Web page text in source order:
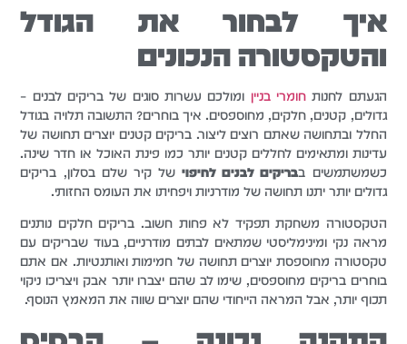
איך לבחור את הגודל
והטקסטורה הנכונים
הגעתם לחנותחומרי בניין ומולכם עשרות סוגים של בריקים לבנים –
גדולים, קטנים, חלקים, מחוספסים. איך בוחרים? התשובה תלויה בגודל
החלל ובתחושה שאתם רוצים ליצור. בריקים קטנים יוצרים תחושה של
עדינות ומתאימים לחללים קטנים יותר כמו פינת האוכל או חדר שינה.
כשמשתמשים בבריקים לבנים לחיפוישל קיר שלם בסלון, בריקים
גדולים יותר יתנו תחושה של מודרניות ויפחיתו את העומס החזותי.
הטקסטורה משחקת תפקיד לא פחות חשוב. בריקים חלקים נותנים
מראה נקי ומינימליסטי שמתאים לבתים מודרניים, בעוד שבריקים עם
טקסטורה מחוספסת יוצרים תחושה של חמימות ואותנטיות. אם אתם
בוחרים בריקים מחוספסים, שימו לב שהם יצברו יותר אבק ויצריכו ניקוי
תכוף יותר, אבל המראה הייחודי שהם יוצרים שווה את המאמץ הנוסף.